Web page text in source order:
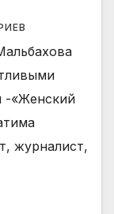
-«Женский
журналист,